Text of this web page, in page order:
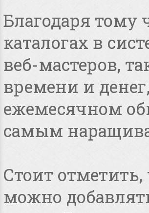
Благодаря тому
каталогах в
веб-мастеров,
времени и
ежемесячном
самым
Стоит
можно